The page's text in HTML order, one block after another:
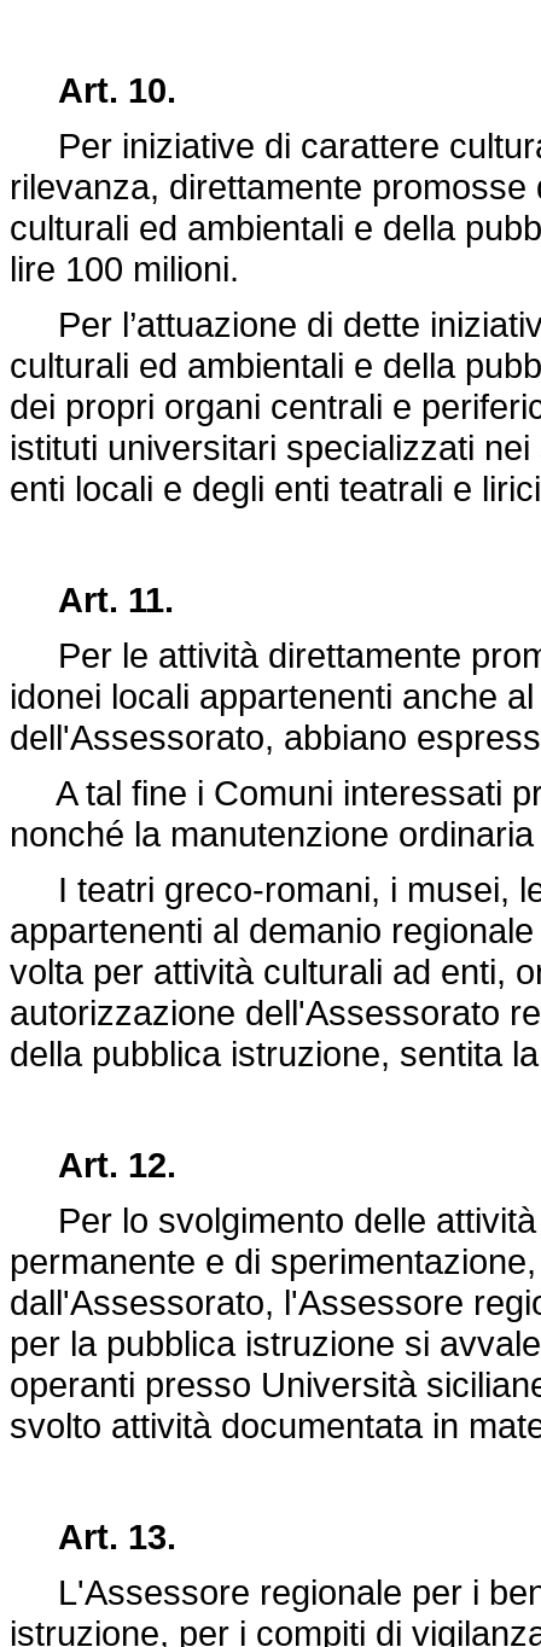
Art. 10.
Per iniziative di carattere
rilevanza, direttamente
culturali ed ambientali e della
lire 100 milioni.
Per l’attuazione di dette
culturali ed ambientali e della
dei propri organi centrali e
istituti universitari specializzati
enti locali e degli enti teatrali e
Art. 11.
Per le attività direttamente
idonei locali appartenenti anche
dell'Assessorato, abbiano
A tal fine i Comuni interessati
nonché la manutenzione
I teatri greco-romani, i musei,
appartenenti al demanio
volta per attività culturali ad enti,
autorizzazione dell'Assessorato
della pubblica istruzione, sentita
Art. 12.
Per lo svolgimento delle
permanente e di
dall'Assessorato, l'Assessore
per la pubblica istruzione si
operanti presso Università
svolto attività documentata in
Art. 13.
L'Assessore regionale per i
istruzione, per i compiti di